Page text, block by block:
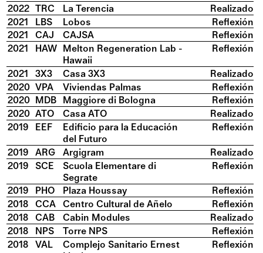
2022 TRC La Terencia
Realizado
2021
LBS Lobos
Reflexión
2021
CAJ CAJSA
Reflexión
2021
HAW Melton Regeneration Lab -
Hawaii
Reflexión
2021 3X3 Casa 3X3
Realizado
2020 VPA Viviendas Palmas
Reflexión
2020 MDB Maggiore di Bologna
Reflexión
2020 ATO Casa ATO
Realizado
2019
EEF
Edificio para la Educación
del Futuro
Reflexión
2019 ARG Argigram
Realizado
2019
SCE
Scuola Elementare di
Segrate
Reflexión
2019 PHO Plaza Houssay
Reflexión
2018
CCA Centro Cultural de Añelo
Reflexión
2018
CAB Cabin Modules
Realizado
2018
NPS Torre NPS
Reflexión
2018
VAL
Complejo Sanitario Ernest
Reflexión